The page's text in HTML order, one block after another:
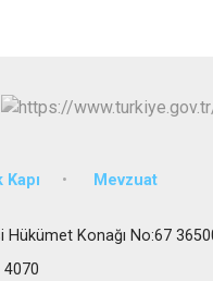
Kapı Mevzuat
Konağı No:67
4070